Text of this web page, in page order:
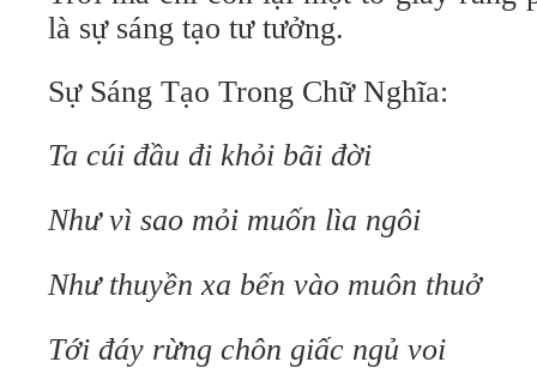
là sự sáng tạo tư tưởng.
Sự Sáng Tạo Trong Chữ Nghĩa:
Ta cúi đầu đi khỏi bãi đời
Như vì sao mỏi muốn lìa ngôi
Như thuyền xa bến vào muôn thuở
Tới đáy rừng chôn giấc ngủ voi